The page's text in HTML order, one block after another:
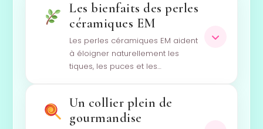
Les bienfaits des perles
céramiques EM
Les perles céramiques EM aident
à éloigner naturellement les
tiques, les puces et les…
Un collier plein de
gourmandise